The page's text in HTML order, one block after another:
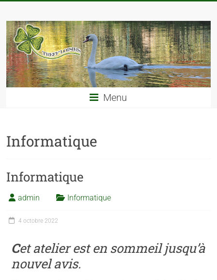
Menu
Informatique
Informatique
admin Informatique
4 octobre 2022
Cet atelier est en sommeil jusqu’à
nouvel avis.